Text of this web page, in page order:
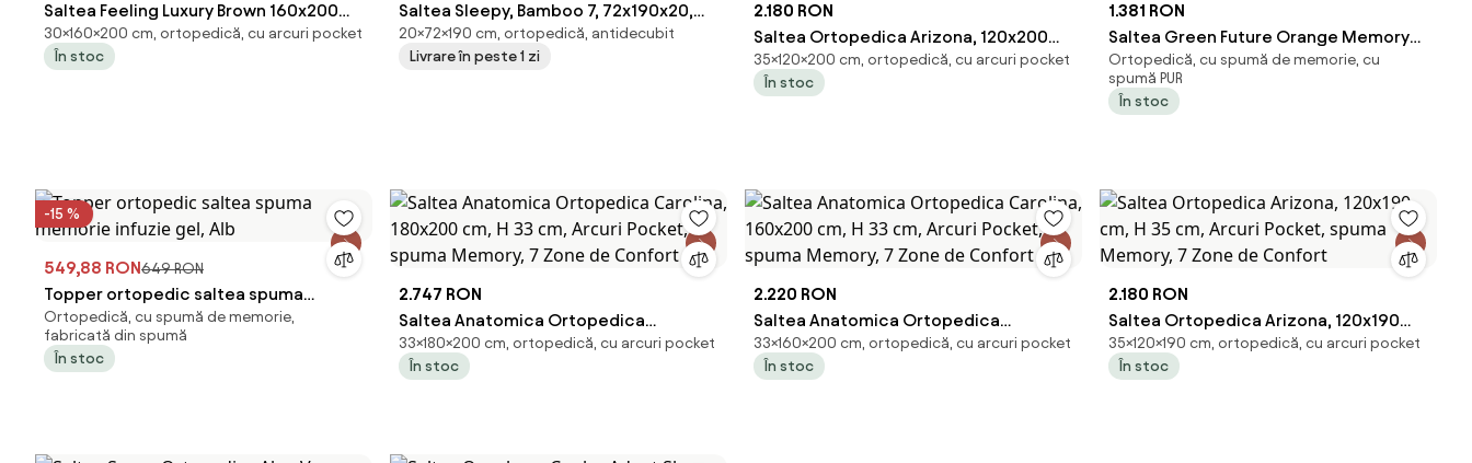
Saltea Feeling Luxury Brown 160x200
cm, H 30 cm, Multipocket, Latex
30×160×200 cm, ortopedică, cu arcuri pocket
În stoc
Saltea Sleepy, Bamboo 7, 72x190x20,
Medie-tare
20×72×190 cm, ortopedică, antidecubit
Livrare în peste 1 zi
2.180 RON
Saltea Ortopedica Arizona, 120x200
cm, H 35 cm, Arcuri Pocket, spuma
Memory, 7 Zone de Confort
35×120×200 cm, ortopedică, cu arcuri pocket
În stoc
1.381 RON
Saltea Green Future Orange Memory
(fresh memo), Ortopedica, Anatomica
120 x 200 cm, H 20 cm
Ortopedică, cu spumă de memorie, cu
spumă PUR
În stoc
-15 %
549,88 RON649 RON
Topper ortopedic saltea spuma
memorie infuzie gel, Alb
Ortopedică, cu spumă de memorie,
fabricată din spumă
În stoc
2.747 RON
Saltea Anatomica Ortopedica
Carolina, 180x200 cm, H 33 cm, Arcuri
Pocket, spuma Memory, 7 Zone de
33×180×200 cm, ortopedică, cu arcuri pocket
În stoc
2.220 RON
Saltea Anatomica Ortopedica
Carolina, 160x200 cm, H 33 cm, Arcuri
Pocket, spuma Memory, 7 Zone de
33×160×200 cm, ortopedică, cu arcuri pocket
În stoc
2.180 RON
Saltea Ortopedica Arizona, 120x190
cm, H 35 cm, Arcuri Pocket, spuma
Memory, 7 Zone de Confort
35×120×190 cm, ortopedică, cu arcuri pocket
În stoc